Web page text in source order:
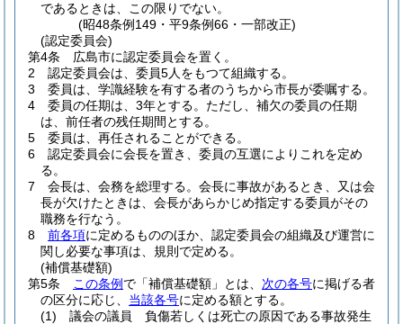
であるときは、この限りでない。
(昭48条例149・平9条例66・一部改正)
(認定委員会)
第4条
広島市に認定委員会を置く。
2
認定委員会は、委員5人をもつて組織する。
3
委員は、学識経験を有する者のうちから市長が委嘱する。
4
委員の任期は、3年とする。 ただし、補欠の委員の任期
は、前任者の残任期間とする。
5
委員は、再任されることができる。
6
認定委員会に会長を置き、委員の互選によりこれを定め
る。
7
会長は、会務を総理する。 会長に事故があるとき、又は会
長が欠けたときは、会長があらかじめ指定する委員がその
職務を行なう。
8
前各項に定めるもののほか、認定委員会の組織及び運営に
関し必要な事項は、規則で定める。
(補償基礎額)
第5条
この条例 で「補償基礎額」とは、 次の各号に掲げる者
の区分に応じ、 当該各号に定める額とする。
(1)
議会の議員 負傷若しくは死亡の原因である事故発生